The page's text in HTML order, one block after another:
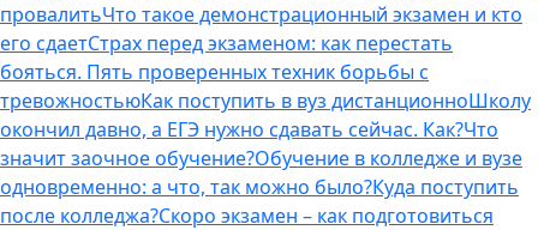
провалитьЧто такое демонстрационный экзамен и кто
его сдаетСтрах перед экзаменом: как перестать
бояться. Пять проверенных техник борьбы с
тревожностьюКак поступить в вуз дистанционноШколу
окончил давно, а ЕГЭ нужно сдавать сейчас. Как?Что
значит заочное обучение?Обучение в колледже и вузе
одновременно: а что, так можно было?Куда поступить
после колледжа?Скоро экзамен – как подготовиться